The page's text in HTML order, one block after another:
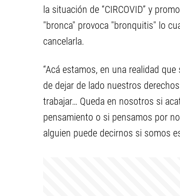
la situación de “CIRCOVID” y
"bronca" provoca "bronquitis" lo
cancelarla.
“Acá estamos, en una realidad
de dejar de lado nuestros
trabajar… Queda en nosotros si
pensamiento o si pensamos por
alguien puede decirnos si somos